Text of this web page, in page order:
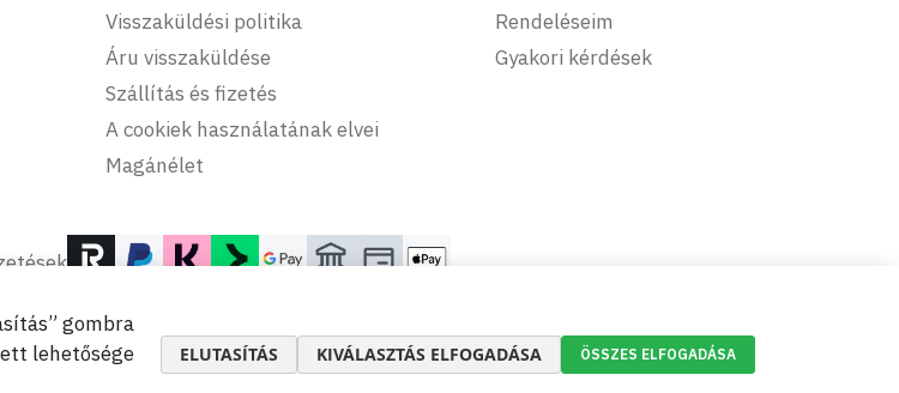
Visszaküldési politika
Áru visszaküldése
Szállítás és fizetés
A cookiek használatának elvei
Magánélet
Rendeléseim
Gyakori kérdések
gombra
lehetősége
ELUTASÍTÁS KIVÁLASZTÁS ELFOGADÁSA ÖSSZES ELFOGADÁSA